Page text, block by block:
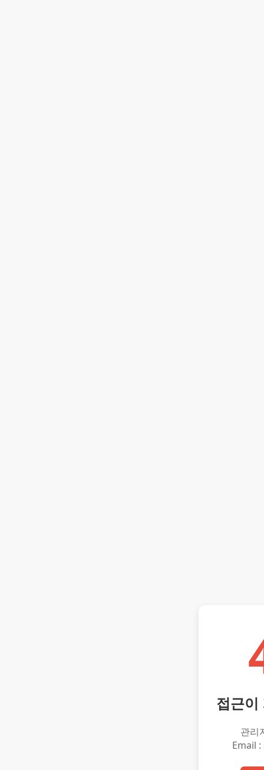
접근이
관리
Email